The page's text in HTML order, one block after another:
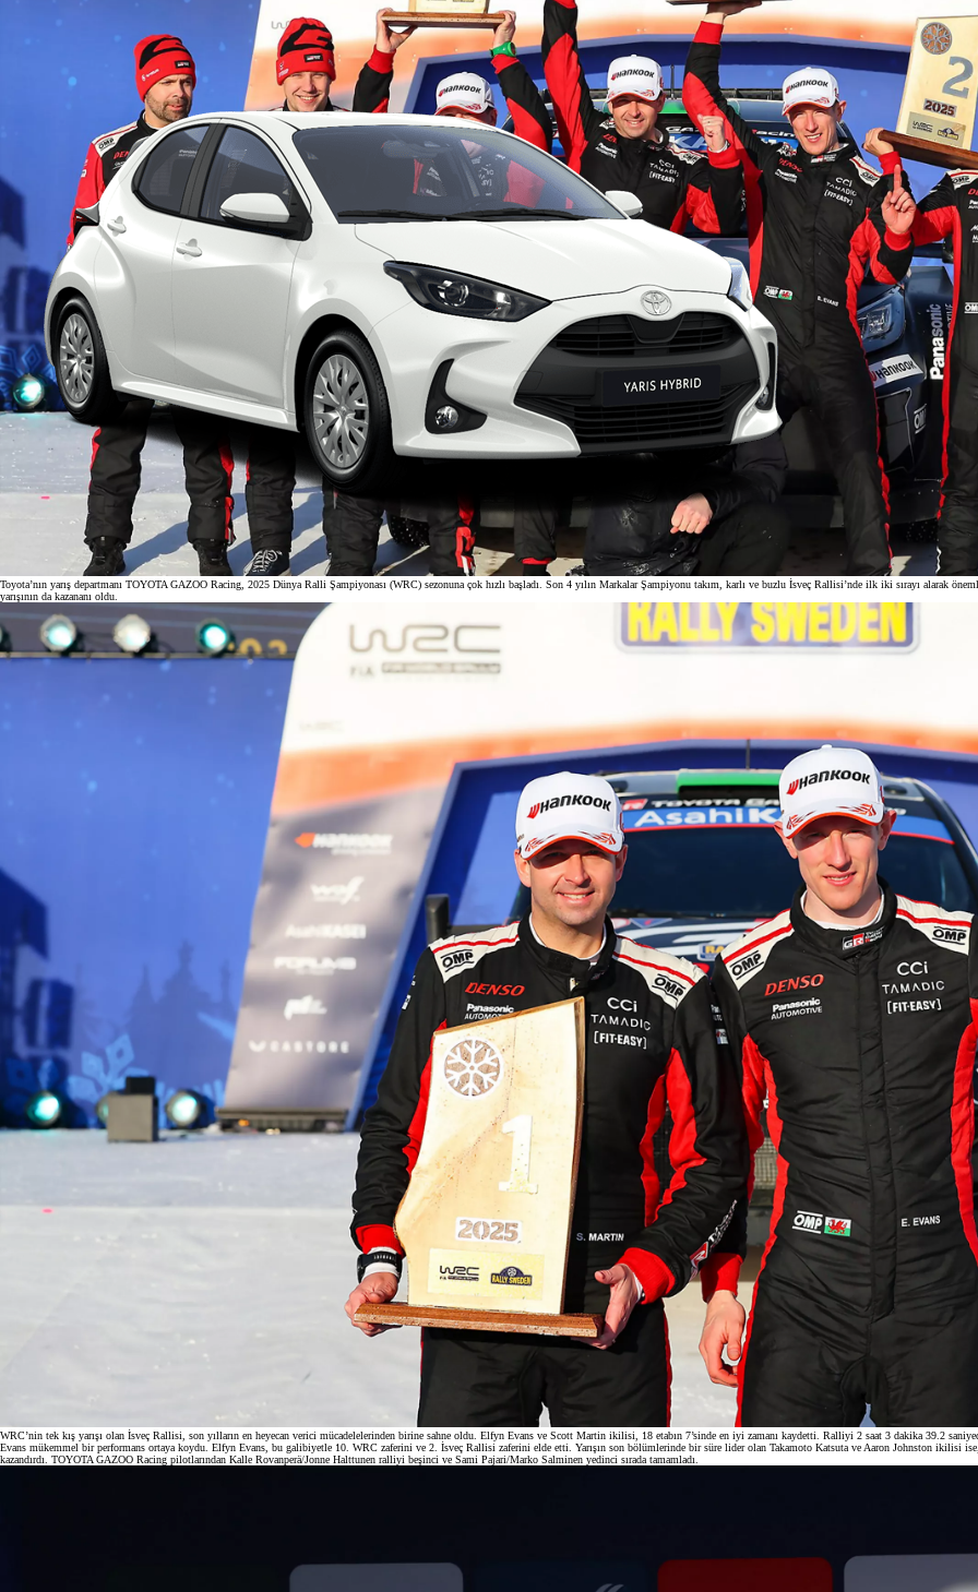
Yeni Hilux Yakında
Haberdar olun
Toyota’nın yarış departmanı TOYOTA GAZOO Racing, 2025 Dünya Ralli Şampiyonası (WRC) sezonuna çok hızlı başladı. Son 4 yılın Markalar Şampiyonu takım, karlı ve buzlu İsveç Rallisi’nde ilk iki sırayı alarak
yarışının da kazananı oldu.
WRC’nin tek kış yarışı olan İsveç Rallisi, son yılların en heyecan verici mücadelelerinden birine sahne oldu. Elfyn Evans ve Scott Martin ikilisi, 18 etabın 7’sinde en iyi zamanı kaydetti. Ralliyi 2 saat 3 dakika 39.2
Evans mükemmel bir performans ortaya koydu. Elfyn Evans, bu galibiyetle 10. WRC zaferini ve 2. İsveç Rallisi zaferini elde etti. Yarışın son bölümlerinde bir süre lider olan Takamoto Katsuta ve Aaron Johnston ikilisi ise,
kazandırdı. TOYOTA GAZOO Racing pilotlarından Kalle Rovanperä/Jonne Halttunen ralliyi beşinci ve Sami Pajari/Marko Salminen yedinci sırada tamamladı.